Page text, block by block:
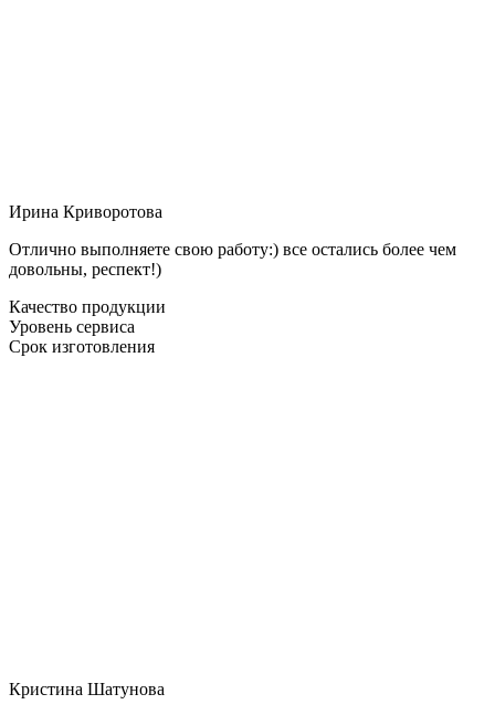
Ирина Криворотова
Отлично выполняете свою работу:) все остались более чем
довольны, респект!)
Качество продукции
Уровень сервиса
Срок изготовления
Кристина Шатунова